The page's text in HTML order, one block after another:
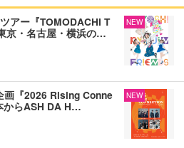
アー『TOMODACHI T
京・名古屋・横浜の…
NEW
画『2026 Rising Conne
からASH DA H…
NEW